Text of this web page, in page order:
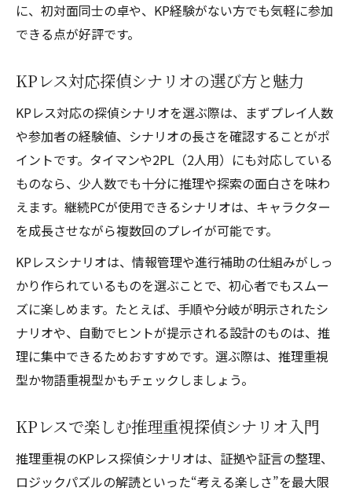
に、初対面同士の卓や、KP経験がない方でも気軽に参加
できる点が好評です。
KPレス対応探偵シナリオの選び方と魅力
KPレス対応の探偵シナリオを選ぶ際は、まずプレイ人数
や参加者の経験値、シナリオの長さを確認することがポ
イントです。タイマンや2PL（2人用）にも対応している
ものなら、少人数でも十分に推理や探索の面白さを味わ
えます。継続PCが使用できるシナリオは、キャラクター
を成長させながら複数回のプレイが可能です。
KPレスシナリオは、情報管理や進行補助の仕組みがしっ
かり作られているものを選ぶことで、初心者でもスムー
ズに楽しめます。たとえば、手順や分岐が明示されたシ
ナリオや、自動でヒントが提示される設計のものは、推
理に集中できるためおすすめです。選ぶ際は、推理重視
型か物語重視型かもチェックしましょう。
KPレスで楽しむ推理重視探偵シナリオ入門
推理重視のKPレス探偵シナリオは、証拠や証言の整理、
ロジックパズルの解読といった“考える楽しさ”を最大限